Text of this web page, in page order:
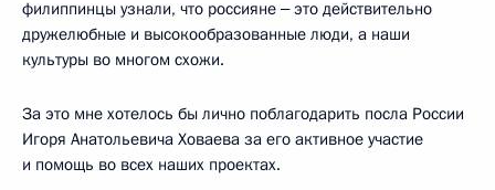
филиппинцы узнали, что россияне ‒ это действительно
дружелюбные и высокообразованные люди, а наши
культуры во многом схожи.
За это мне хотелось бы лично поблагодарить посла России
Игоря Анатольевича Ховаева за его активное участие
и помощь во всех наших проектах.